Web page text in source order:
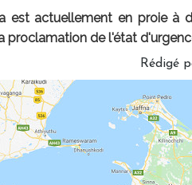
est actuellement en proie à
proclamation de l'état
Rédigé